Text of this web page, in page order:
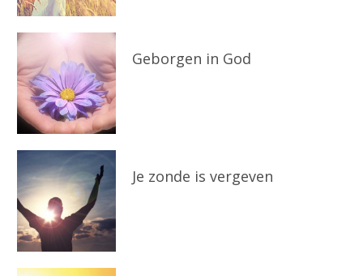
Geborgen in God
Je zonde is vergeven